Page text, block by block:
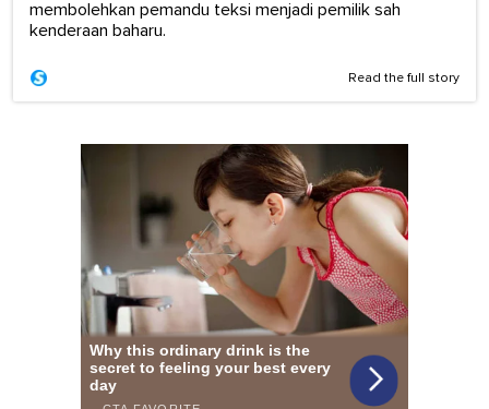
membolehkan pemandu teksi menjadi pemilik sah
kenderaan baharu.
Read the full story